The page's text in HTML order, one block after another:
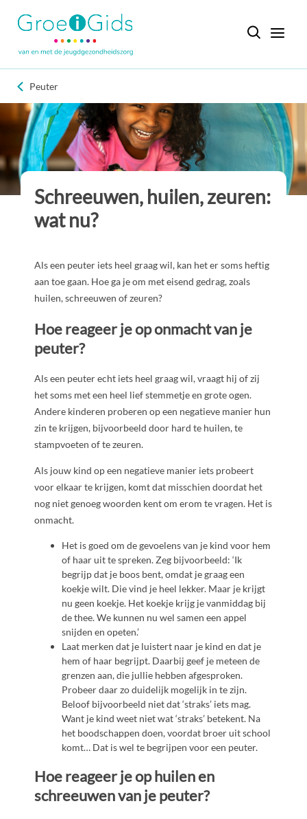
Peuter
Schreeuwen, huilen, zeuren:
wat nu?
Als een peuter iets heel graag wil, kan het er soms heftig
aan toe gaan. Hoe ga je om met eisend gedrag, zoals
huilen, schreeuwen of zeuren?
Hoe reageer je op onmacht van je
peuter?
Als een peuter echt iets heel graag wil, vraagt hij of zij
het soms met een heel lief stemmetje en grote ogen.
Andere kinderen proberen op een negatieve manier hun
zin te krijgen, bijvoorbeeld door hard te huilen, te
stampvoeten of te zeuren.
Als jouw kind op een negatieve manier iets probeert
voor elkaar te krijgen, komt dat misschien doordat het
nog niet genoeg woorden kent om erom te vragen. Het is
onmacht.
Het is goed om de gevoelens van je kind voor hem
of haar uit te spreken. Zeg bijvoorbeeld: ‘Ik
begrijp dat je boos bent, omdat je graag een
koekje wilt. Die vind je heel lekker. Maar je krijgt
nu geen koekje. Het koekje krijg je vanmiddag bij
de thee. We kunnen nu wel samen een appel
snijden en opeten.’
Laat merken dat je luistert naar je kind en dat je
hem of haar begrijpt. Daarbij geef je meteen de
grenzen aan, die jullie hebben afgesproken.
Probeer daar zo duidelijk mogelijk in te zijn.
Beloof bijvoorbeeld niet dat ‘straks’ iets mag.
Want je kind weet niet wat ‘straks’ betekent. Na
het boodschappen doen, voordat broer uit school
komt… Dat is wel te begrijpen voor een peuter.
Hoe reageer je op huilen en
schreeuwen van je peuter?